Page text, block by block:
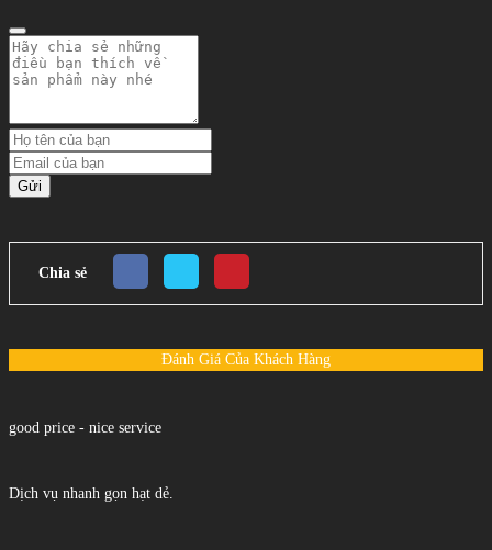
Gửi
Chia sẻ
Đánh Giá Của Khách Hàng
good price - nice service
Dịch vụ nhanh gọn hạt dẻ.